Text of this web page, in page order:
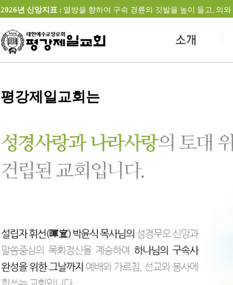
2026년 신앙지표 : 열방을 향하여 구속 경륜의 깃발을 높이 들고, 의
평강제일교회는